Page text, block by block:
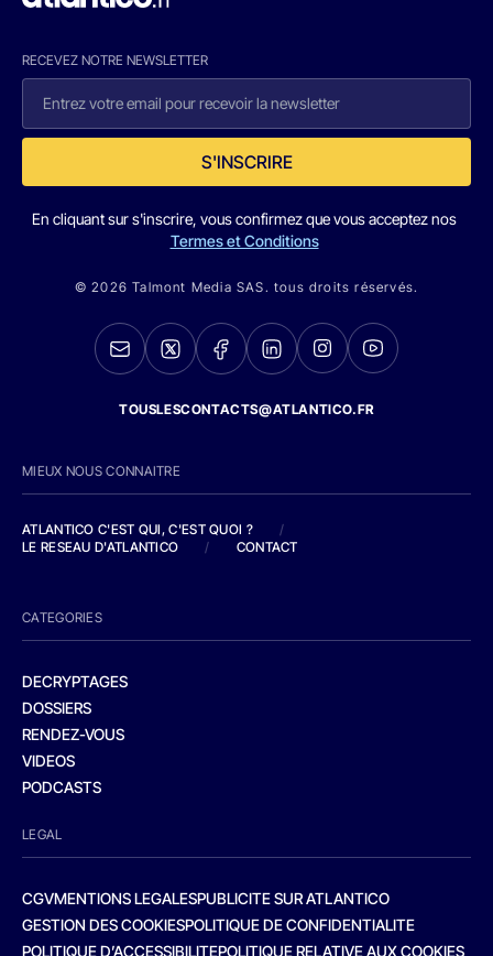
RECEVEZ NOTRE NEWSLETTER
S'INSCRIRE
En cliquant sur s'inscrire, vous confirmez que vous acceptez nos
Termes et Conditions
© 2026 Talmont Media SAS. tous droits réservés.
TOUSLESCONTACTS@ATLANTICO.FR
MIEUX NOUS CONNAITRE
ATLANTICO C'EST QUI, C'EST QUOI ?
/
LE RESEAU D'ATLANTICO
/ CONTACT
CATEGORIES
DECRYPTAGES
DOSSIERS
RENDEZ-VOUS
VIDEOS
PODCASTS
LEGAL
CGVMENTIONS LEGALESPUBLICITE SUR ATLANTICO
GESTION DES COOKIESPOLITIQUE DE CONFIDENTIALITE
POLITIQUE D’ACCESSIBILITEPOLITIQUE RELATIVE AUX COOKIES